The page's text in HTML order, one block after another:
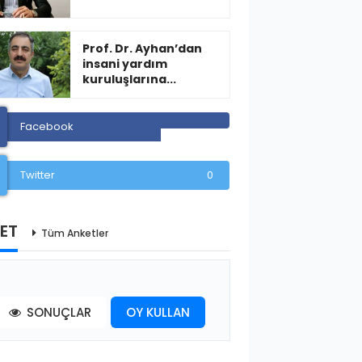
Prof. Dr. Ayhan’dan
insani yardım
kuruluşlarına...
Facebook
Twitter 0
Tüm Anketler
SONUÇLAR OY KULLAN